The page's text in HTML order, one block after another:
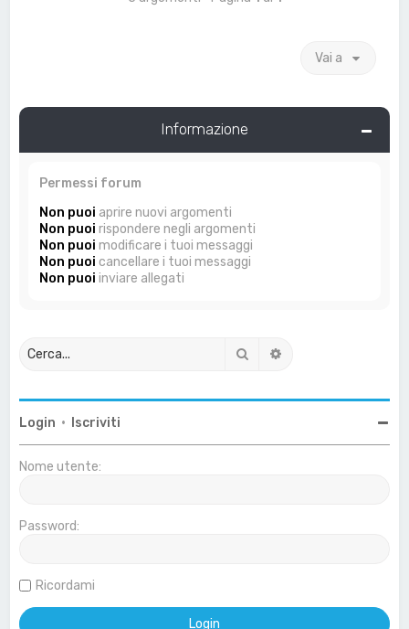
Vai a
Informazione
Permessi forum
Non puoi aprire nuovi argomenti
Non puoi rispondere negli argomenti
Non puoi modificare i tuoi messaggi
Non puoi cancellare i tuoi messaggi
Non puoi inviare allegati
Cerca
Login • Iscriviti
Nome utente:
Password:
Ricordami